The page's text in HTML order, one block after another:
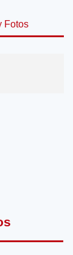
Fotos